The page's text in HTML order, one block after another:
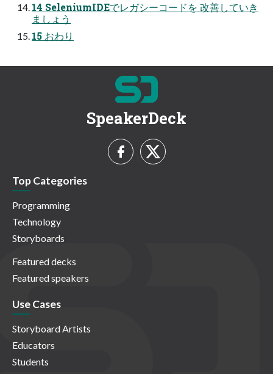
14 SeleniumIDEでレガシーコードを 改善していき
ましょう
15 おわり
SpeakerDeck
Top Categories
Programming
Technology
Storyboards
Featured decks
Featured speakers
Use Cases
Storyboard Artists
Educators
Students